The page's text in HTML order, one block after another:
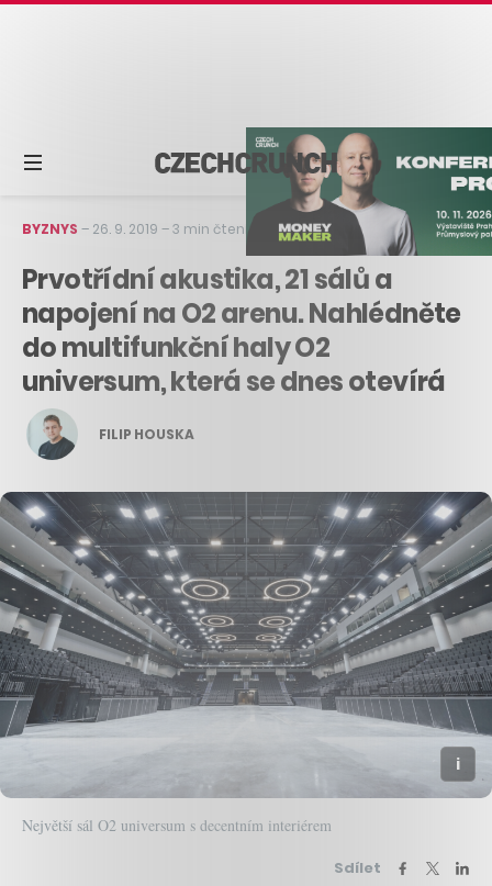
BYZNYS – 26. 9. 2019 –3 min čtení
Prvotřídní akustika, 21 sálů a
napojení na O2 arenu. Nahlédněte
do multifunkční haly O2
universum, která se dnes otevírá
FILIP HOUSKA
Největší sál O2 universum s decentním interiérem
Sdílet